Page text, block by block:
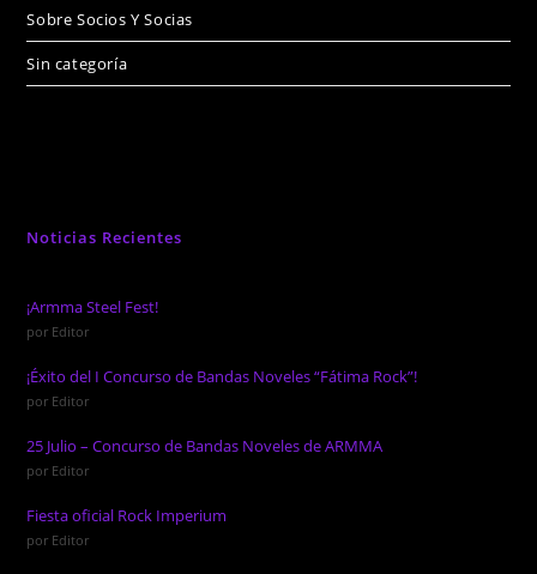
Sobre Socios Y Socias
Sin categoría
Noticias Recientes
¡Armma Steel Fest!
por Editor
¡Éxito del I Concurso de Bandas Noveles “Fátima Rock”!
por Editor
25 Julio – Concurso de Bandas Noveles de ARMMA
por Editor
Fiesta oficial Rock Imperium
por Editor